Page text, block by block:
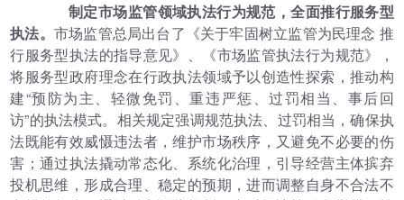
制定市场监管领域执法行为规范，全面推行服务型
执法。 市场监管总局出台了《关于牢固树立监管为民理念 推
行服务型执法的指导意见》、《市场监管执法行为规范》，
将服务型政府理念在行政执法领域予以创造性探索，推动构
建“预防为主、轻微免罚、重违严惩、过罚相当、事后回
访”的执法模式。相关规定强调规范执法、过罚相当，确保执
法既能有效威慑违法者，维护市场秩序，又避免不必要的伤
害；通过执法撬动常态化、系统化治理，引导经营主体摈弃
投机思维，形成合理、稳定的预期，进而调整自身不合法不